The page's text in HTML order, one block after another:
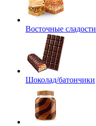
Восточные сладости
Шоколад/батончики